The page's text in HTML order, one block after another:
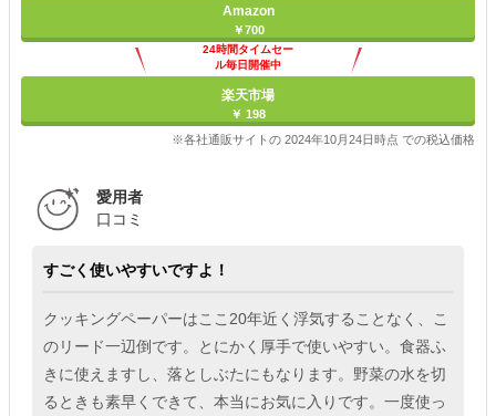
Amazon
￥700
24時間タイムセー
ル毎日開催中
楽天市場
￥ 198
※各社通販サイトの 2024年10月24日時点 での税込価格
愛用者
口コミ
すごく使いやすいですよ！
クッキングペーパーはここ20年近く浮気することなく、こ
のリード一辺倒です。とにかく厚手で使いやすい。食器ふ
きに使えますし、落としぶたにもなります。野菜の水を切
るときも素早くできて、本当にお気に入りです。一度使っ